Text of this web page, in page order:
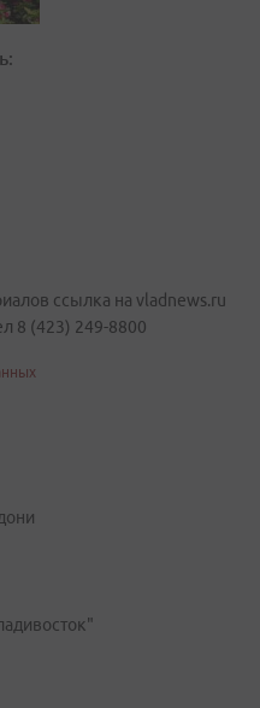
ссылка на vladnews.ru
8 (423) 249-8800